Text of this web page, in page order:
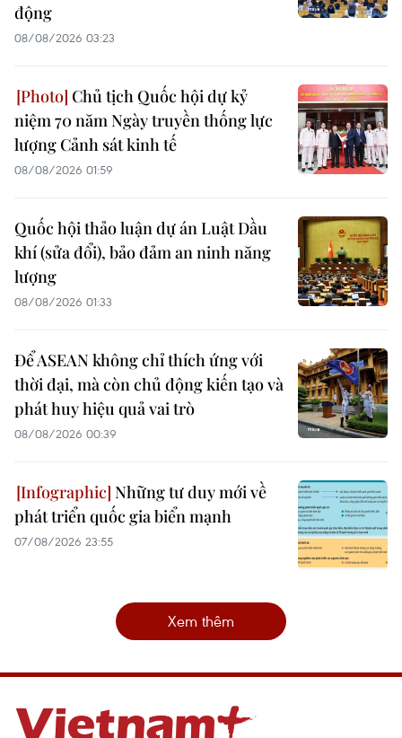
động
08/08/2026 03:23
Chủ tịch Quốc hội dự kỷ
niệm 70 năm Ngày truyền thống lực
lượng Cảnh sát kinh tế
08/08/2026 01:59
Quốc hội thảo luận dự án Luật Dầu
khí (sửa đổi), bảo đảm an ninh năng
lượng
08/08/2026 01:33
Để ASEAN không chỉ thích ứng với
thời đại, mà còn chủ động kiến tạo và
phát huy hiệu quả vai trò
08/08/2026 00:39
Những tư duy mới về
phát triển quốc gia biển mạnh
07/08/2026 23:55
Xem thêm